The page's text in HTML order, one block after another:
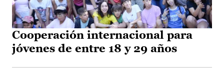
Cooperación internacional para
jóvenes de entre 18 y 29 años